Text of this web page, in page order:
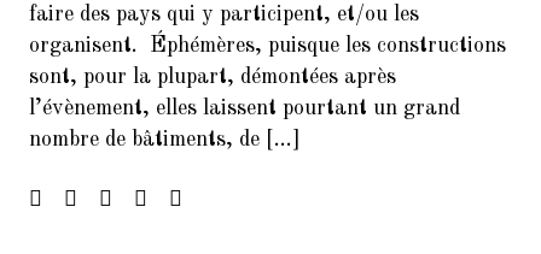
4.
FORUM DES ASSOCIATIONS DU
14 SEPTEMBRE 2024 PARIS
75014
5.
Forum de rentrée de la Mairie
6.
faire des pays qui y participent, et/ou les
organisent. Éphémères, puisque les constructions
sont, pour la plupart, démontées après
l’évènement, elles laissent pourtant un grand
nombre de bâtiments, de […]